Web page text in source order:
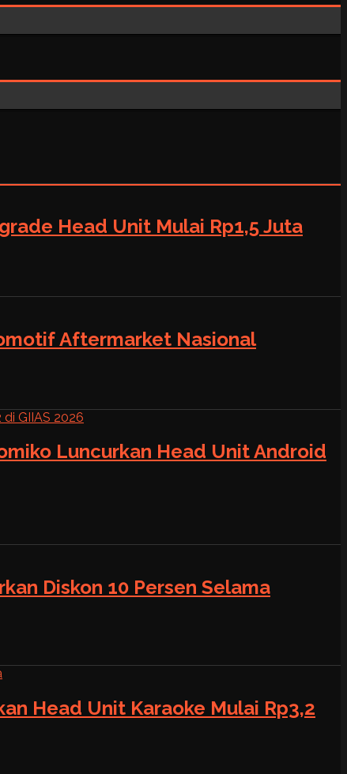
Head Unit Mulai Rp1,5 Juta
Aftermarket Nasional
Luncurkan Head Unit Android
Diskon 10 Persen Selama
Head Unit Karaoke Mulai Rp3,2